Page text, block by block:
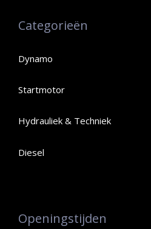
Categorieën
Dynamo
Startmotor
Hydrauliek & Techniek
Diesel
Openingstijden